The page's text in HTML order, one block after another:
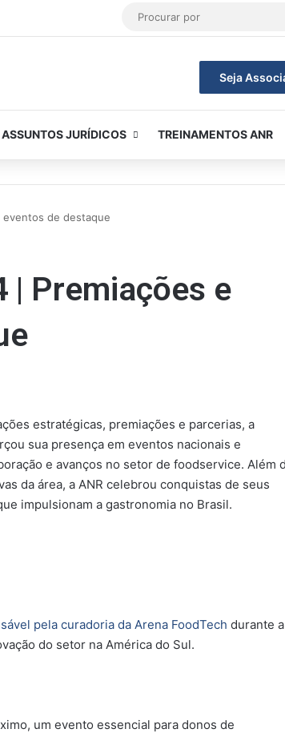
Seja
ASSUNTOS JURÍDICOS TREINAMENTOS ANR
eventos de destaque
| Premiações e
estratégicas, premiações e parcerias, a
sua presença em eventos nacionais e
e avanços no setor de foodservice. Além
da área, a ANR celebrou conquistas de seus
impulsionam a gastronomia no Brasil.
pela curadoria da Arena FoodTech durante a
do setor na América do Sul.
um evento essencial para donos de